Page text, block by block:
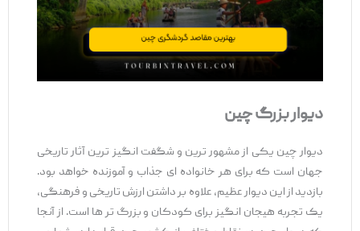
دیوار بزرگ چین
دیوار چین یکی از مشهور ترین و شگفت ‌انگیز ترین آثار تاریخی
جهان است که برای هر خانواده ‌ای جذاب و آموزنده خواهد بود.
بازدید از این دیوار عظیم، علاوه بر داشتن ارزش تاریخی و فرهنگی،
یک تجربه هیجان ‌انگیز برای کودکان و بزرگ ‌تر ها است. از آنجا